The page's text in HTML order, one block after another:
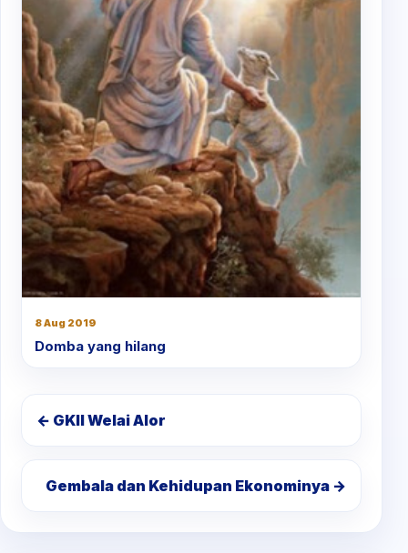
8 Aug 2019
Domba yang hilang
← GKII Welai Alor
Gembala dan Kehidupan Ekonominya →